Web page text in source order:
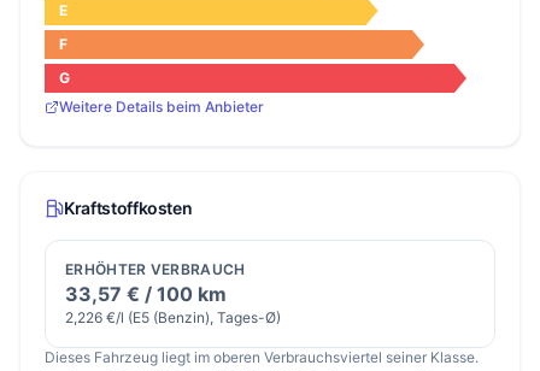
E
F
G
Weitere Details beim Anbieter
Kraftstoffkosten
ERHÖHTER VERBRAUCH
33,57 € / 100 km
2,226 €/l (E5 (Benzin), Tages-Ø)
Dieses Fahrzeug liegt im oberen Verbrauchsviertel seiner Klasse.